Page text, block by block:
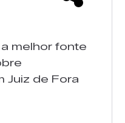
melhor fonte
Juiz de Fora